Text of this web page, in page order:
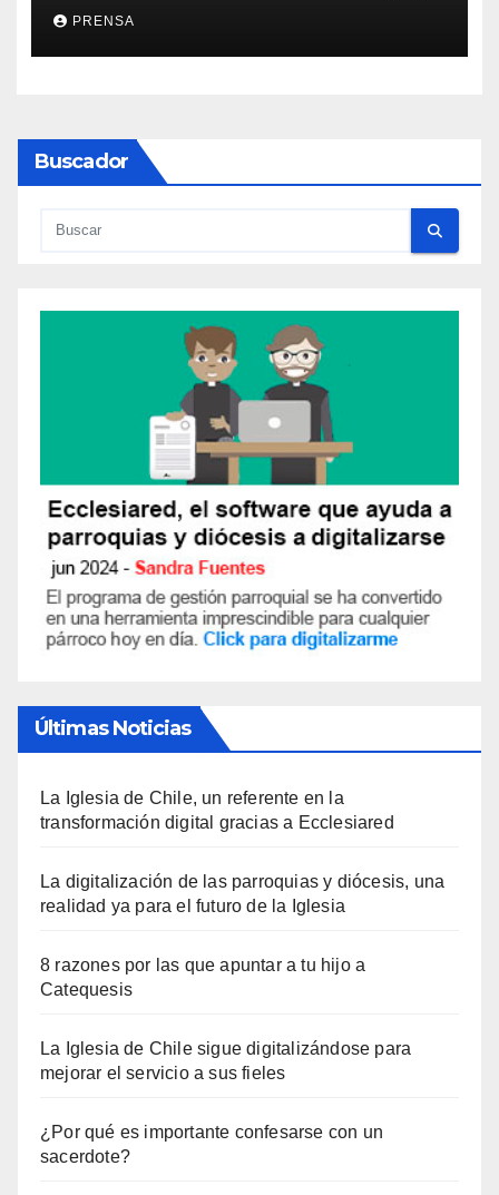
PRENSA
Buscador
Últimas Noticias
La Iglesia de Chile, un referente en la
transformación digital gracias a Ecclesiared
La digitalización de las parroquias y diócesis, una
realidad ya para el futuro de la Iglesia
8 razones por las que apuntar a tu hijo a
Catequesis
La Iglesia de Chile sigue digitalizándose para
mejorar el servicio a sus fieles
¿Por qué es importante confesarse con un
sacerdote?